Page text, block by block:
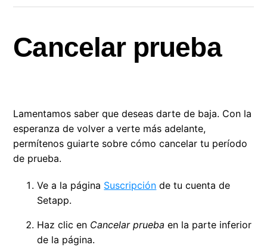
facturación
Cancelar prueba
Renovar suscripción
¿Puedo usar mi suscripción en otro Mac?
¿Puedo suspender temporalmente mi suscripción?
Cancelar prueba
Lamentamos saber que deseas darte de baja. Con la
esperanza de volver a verte más adelante,
permítenos guiarte sobre cómo cancelar tu período
de prueba.
Ve a la página Suscripción de tu cuenta de
Setapp.
Haz clic en Cancelar prueba en la parte inferior
de la página.